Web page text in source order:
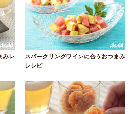
みレ
スパークリングワインに合うおつまみ
レシピ